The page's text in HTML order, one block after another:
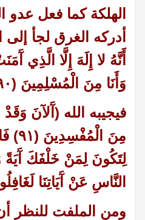
الهلكة كما فعل عدو
أدركه الغرق لجأ
أَنَّهُ لا إِلَهَ إِلَّا الَّذِي
وَأَنَا مِنَ الْمُسْلِمِينَ (٩٠) يونس
فيجيبه الله (آَلآنَ
مِنَ
لِتَكُونَ لِمَنْ خَلْفَكَ آَيَةً
النَّاسِ عَنْ آَيَاتِنَا لَغَافِلُونَ
ومن الملفت للنظر